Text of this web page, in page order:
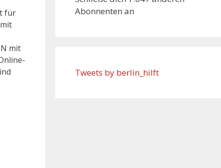
für
mit
Abonnenten an
Tweets by berlin_hilft